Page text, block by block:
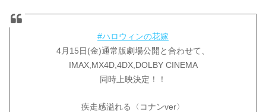
#ハロウィンの花嫁
4月15日(金)通常版劇場公開と合わせて、
IMAX,MX4D,4DX,DOLBY CINEMA
同時上映決定！！
疾走感溢れる〈コナンver〉